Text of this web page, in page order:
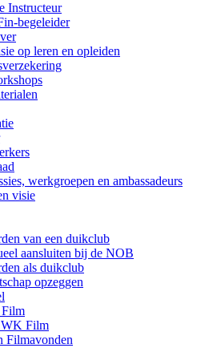
Instructeur
begeleider
op leren en opleiden
werkgroepen en ambassadeurs
visie
van een duikclub
aansluiten bij de NOB
als duikclub
opzeggen
Film
Filmavonden